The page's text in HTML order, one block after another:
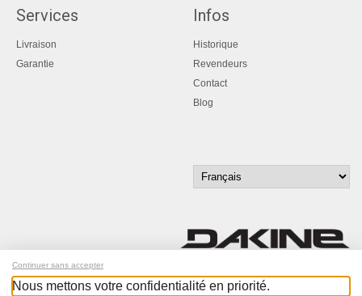
Services
Livraison
Garantie
Infos
Historique
Revendeurs
Contact
Blog
Inscrivez-vous à notre newsletter !
Continuer sans accepter
Nous mettons votre confidentialité en priorité.